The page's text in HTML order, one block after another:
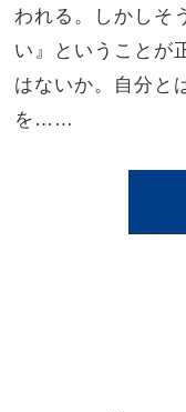
われる。しかしそ
い』ということが
はないか。自分と
を……